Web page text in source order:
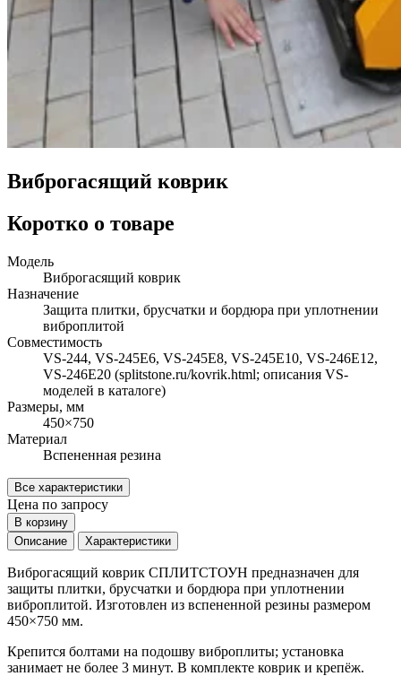
Виброгасящий коврик
Коротко о товаре
Модель
Виброгасящий коврик
Назначение
Защита плитки, брусчатки и бордюра при уплотнении
виброплитой
Совместимость
VS-244, VS-245E6, VS-245E8, VS-245E10, VS-246E12,
VS-246E20 (splitstone.ru/kovrik.html; описания VS-
моделей в каталоге)
Размеры, мм
450×750
Материал
Вспененная резина
Все характеристики
Цена по запросу
В корзину
Описание
Характеристики
Виброгасящий коврик СПЛИТСТОУН предназначен для
защиты плитки, брусчатки и бордюра при уплотнении
виброплитой. Изготовлен из вспененной резины размером
450×750 мм.
Крепится болтами на подошву виброплиты; установка
занимает не более 3 минут. В комплекте коврик и крепёж.